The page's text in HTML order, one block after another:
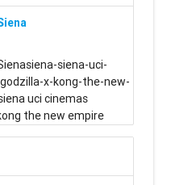
siena-uci-
x-kong-the-new-
uci cinemas
the new empire